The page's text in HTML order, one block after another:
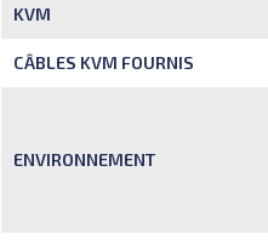
KVM
CÂBLES KVM FOURNIS
ENVIRONNEMENT